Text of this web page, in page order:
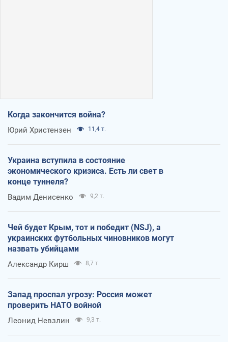
Когда закончится война?
Юрий Христензен 11,4 т.
Украина вступила в состояние
экономического кризиса. Есть ли свет в
конце туннеля?
Вадим Денисенко 9,2 т.
Чей будет Крым, тот и победит (NSJ), а
украинских футбольных чиновников могут
назвать убийцами
Александр Кирш 8,7 т.
Запад проспал угрозу: Россия может
проверить НАТО войной
Леонид Невзлин 9,3 т.